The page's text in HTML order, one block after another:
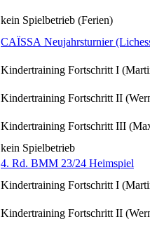
kein Spielbetrieb (Ferien)
CAÏSSA Neujahrsturnier
Kindertraining Fortschritt I
Kindertraining Fortschritt II
Kindertraining Fortschritt III
kein Spielbetrieb
4. Rd. BMM 23/24 Heimspiel
Kindertraining Fortschritt I
Kindertraining Fortschritt II